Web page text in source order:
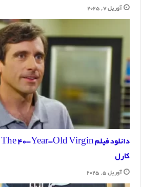
آوریل 7, 2025
کارل
آوریل 5, 2025